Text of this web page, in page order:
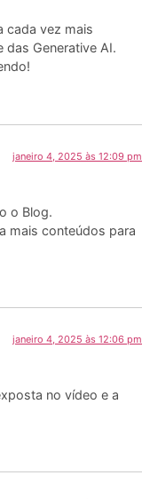
cada vez mais
Generative AI.
janeiro 4, 2025 às 12:09 pm
o Blog.
mais conteúdos para
janeiro 4, 2025 às 12:06 pm
no vídeo e a